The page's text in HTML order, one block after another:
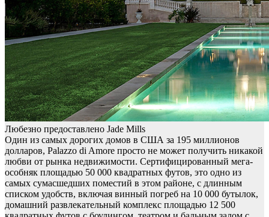
Любезно предоставлено Jade Mills
Один из самых дорогих домов в США за 195 миллионов
долларов, Palazzo di Amore просто не может получить никакой
любви от рынка недвижимости. Сертифицированный мега-
особняк площадью 50 000 квадратных футов, это одно из
самых сумасшедших поместий в этом районе, с длинным
списком удобств, включая винный погреб на 10 000 бутылок,
домашний развлекательный комплекс площадью 12 500